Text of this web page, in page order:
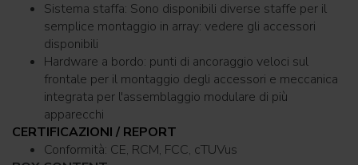
Sistema staffa: Sono disponibili diverse staffe per il
semplice montaggio in array: vedere gli accessori
disponibili
Hardware a bordo: punti di ancoraggio veloci sul
frontale per il montaggio degli accessori e meccanica
integrata per l'assemblaggio modulare di più
apparecchi
CERTIFICAZIONI / REPORT
Conformità: CE, RCM, FCC, cTUVus